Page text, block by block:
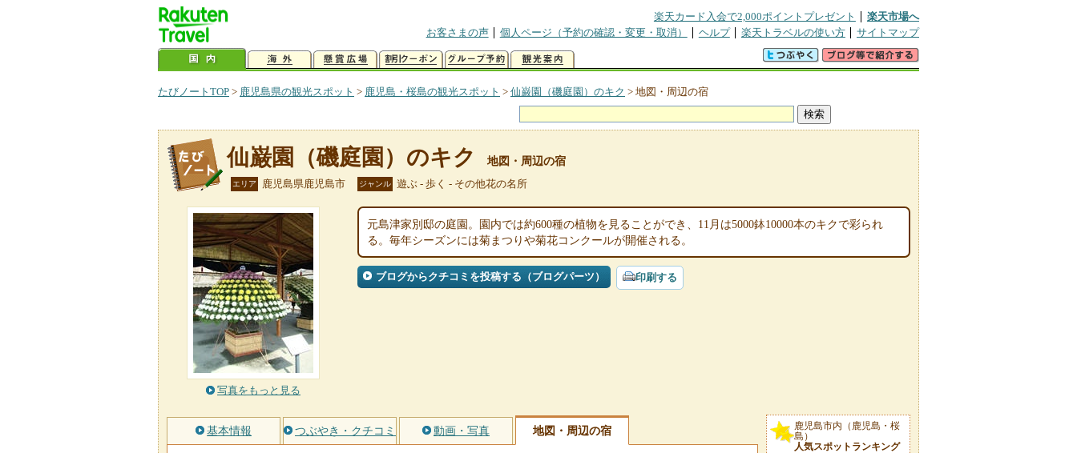
楽天カード入会で2,000ポイントプレゼント
楽天市場へ
お客さまの声
個人ページ（予約の確認・変更・取消） ヘルプ 楽天トラベルの使い方 サイトマップ
たびノートTOP > 鹿児島県の観光スポット > 鹿児島・桜島の観光スポット > 仙巌園（磯庭園）のキク > 地図・周辺の宿
仙巌園（磯庭園）のキク 地図・周辺の宿
エリア 鹿児島県鹿児島市 ジャンル 遊ぶ - 歩く - その他花の名所
写真をもっと見る
元島津家別邸の庭園。園内では約600種の植物を見ることができ、11月は5000鉢10000本のキクで彩られ
る。毎年シーズンには菊まつりや菊花コンクールが開催される。
ブログからクチコミを投稿する（ブログパーツ） 印刷する
基本情報 つぶやき・クチコミ 動画・写真 地図・周辺の宿
鹿児島市内（鹿児島・桜
島）
人気スポットランキング